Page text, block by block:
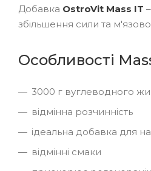
Добавка OstroVit Mass IT
збільшення сили та
Особливості
3000 г вуглеводного
відмінна розчинність
ідеальна добавка для
відмінні смаки